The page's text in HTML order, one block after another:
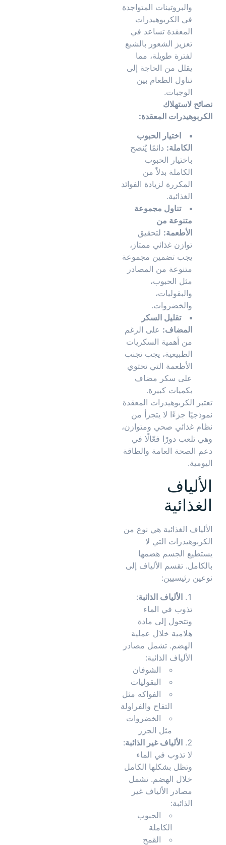
والبروتينات المتواجدة
في الكربوهيدرات
المعقدة تساعد في
تعزيز الشعور بالشبع
لفترة طويلة، مما
يقلل من الحاجة إلى
تناول الطعام بين
الوجبات.
نصائح لاستهلاك
الكربوهيدرات المعقدة:
اختيار الحبوب
الكاملة: دائمًا يُنصح
باختيار الحبوب
الكاملة بدلاً من
المكررة لزيادة الفوائد
الغذائية.
تناول مجموعة
متنوعة من
الأطعمة: لتحقيق
توازن غذائي ممتاز،
يجب تضمين مجموعة
متنوعة من المصادر
مثل الحبوب،
والبقوليات،
والخضروات.
تقليل السكر
المضاف: على الرغم
من أهمية السكريات
الطبيعية، يجب تجنب
الأطعمة التي تحتوي
على سكر مضاف
بكميات كبيرة.
تعتبر الكربوهيدرات المعقدة
نموذجيًا جزءًا لا يتجزأ من
نظام غذائي صحي ومتوازن،
وهي تلعب دورًا فعّالًا في
دعم الصحة العامة والطاقة
اليومية.
الألياف
الغذائية
الألياف الغذائية هي نوع من
الكربوهيدرات التي لا
يستطيع الجسم هضمها
بالكامل. تقسم الألياف إلى
نوعين رئيسيين:
الألياف الذائبة:
تذوب في الماء
وتتحول إلى مادة
هلامية خلال عملية
الهضم. تشمل مصادر
الألياف الذائبة:
الشوفان
البقوليات
الفواكه مثل
التفاح والفراولة
الخضروات
مثل الجزر
الألياف غير الذائبة:
لا تذوب في الماء
وتظل بشكلها الكامل
خلال الهضم. تشمل
مصادر الألياف غير
الذائبة:
الحبوب
الكاملة
القمح